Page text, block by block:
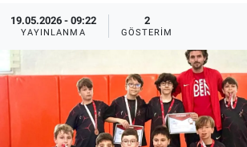
19.05.2026 - 09:22
YAYINLANMA
2
GÖSTERIM
Tüm Haberler
İletişim
Künye
Süper Lig Puan Durumu ve Fikstür
Tüm Manşetler
Son Dakika Haberleri